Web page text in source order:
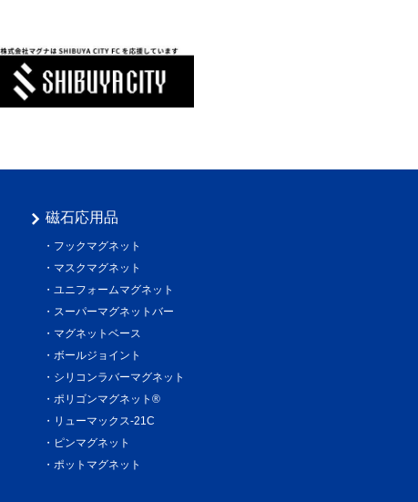
磁石応用品
フックマグネット
マスクマグネット
ユニフォームマグネット
スーパーマグネットバー
マグネットベース
ボールジョイント
シリコンラバーマグネット
ポリゴンマグネット®
リューマックス-21C
ピンマグネット
ポットマグネット